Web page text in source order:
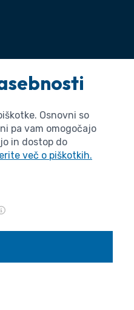
Osnovni so
pa vam omogočajo
in dostop do
več o piškotkih.